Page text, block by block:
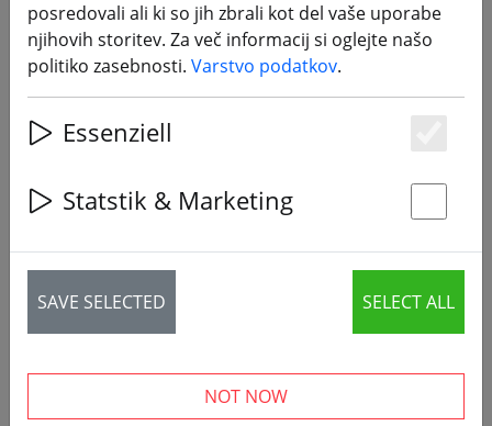
DJI Care Osvežitev Mavic 2
aktivacijska koda za 12 mesecev
posredovali ali ki so jih zbrali kot del vaše uporabe
njihovih storitev. Za več informacij si oglejte našo
politiko zasebnosti. Varstvo podatkov.
Essenziell
Statstik & Marketing
SAVE SELECTED SELECT ALL
NOT NOW